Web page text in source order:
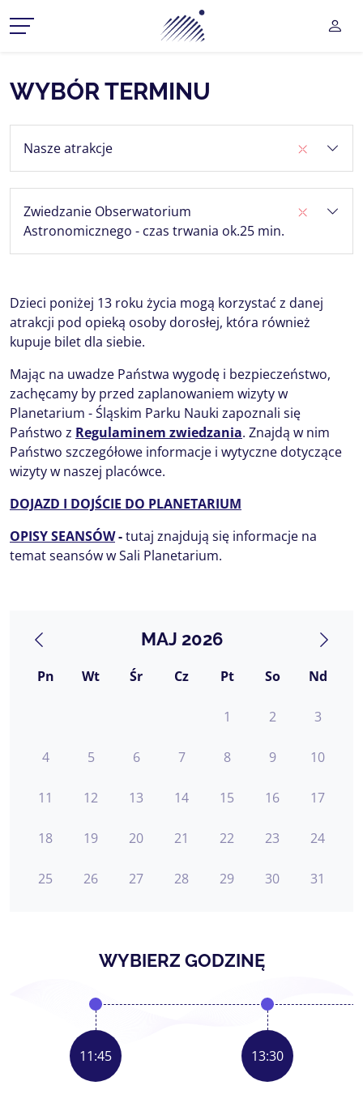
Planetarium Śląski Park
MENU ROZWIJANE
MENU ROZWIJANE
WYBÓR TERMINU
Nasze atrakcje
Zwiedzanie Obserwatorium
Astronomicznego - czas trwania ok.25 min.
Dzieci poniżej 13 roku życia mogą korzystać z danej
atrakcji pod opieką osoby dorosłej, która również
kupuje bilet dla siebie.
Mając na uwadze Państwa wygodę i bezpieczeństwo,
zachęcamy by przed zaplanowaniem wizyty w
Planetarium - Śląskim Parku Nauki zapoznali się
Państwo z Regulaminem zwiedzania. Znajdą w nim
Państwo szczegółowe informacje i wytyczne dotyczące
wizyty w naszej placówce.
DOJAZD I DOJŚCIE DO PLANETARIUM
OPISY SEANSÓW-tutaj znajdują się informacje na
temat seansów w Sali Planetarium.
MAJ 2026
Pn Wt Śr Cz Pt So Nd
1 2 3
4 5 6 7 8 9 10
11 12 13 14 15 16 17
18 19 20 21 22 23 24
25 26 27 28 29 30 31
WYBIERZ GODZINĘ
11:45 13:30